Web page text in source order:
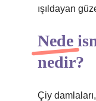
ışıldayan
Nede
nedir?
Çiy